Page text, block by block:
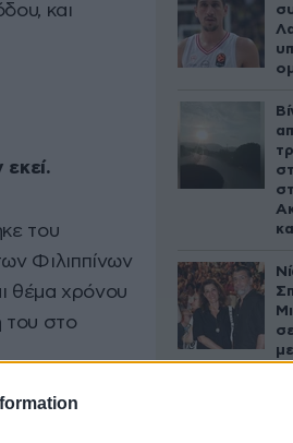
και
του
Φιλιππίνων
θέμα χρόνου
του στο